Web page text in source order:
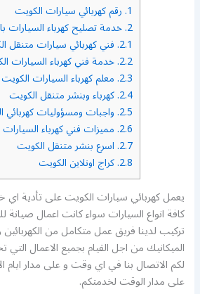
1. رقم كهربائي سيارات الكويت
2. خدمة تصليح كهرباء السيارات
2.1. فني كهربائي سيارات متنقل
2.2. خدمة فني كهرباء السيارات
2.3. معلم كهرباء السيارات الكويت
2.4. كهرباء وبنشر متنقل الكويت
2.5. واجبات ومسؤوليات كهربائي
2.6. مميزات فني كهرباء السيارات
2.7. اسرع بنشر متنقل الكويت
2.8. كراج اونلاين الكويت
يعمل كهربائي سيارات الكويت على تأدية
كافة انواع السيارات سواء كانت اعمال صيانة
تركيب لدينا فريق عمل متكامل من
الميكانيك من اجل القيام بجميع الاعمال التي
لكم الاتصال بنا في اي وقت و على مدار ايام
على مدار الوقت لخدمتكم.